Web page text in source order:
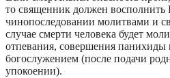
то священник должен
чинопоследовании молитвами и
случае смерти человека будет
отпевания, совершения панихиды
богослужением (после подачи
упокоении).